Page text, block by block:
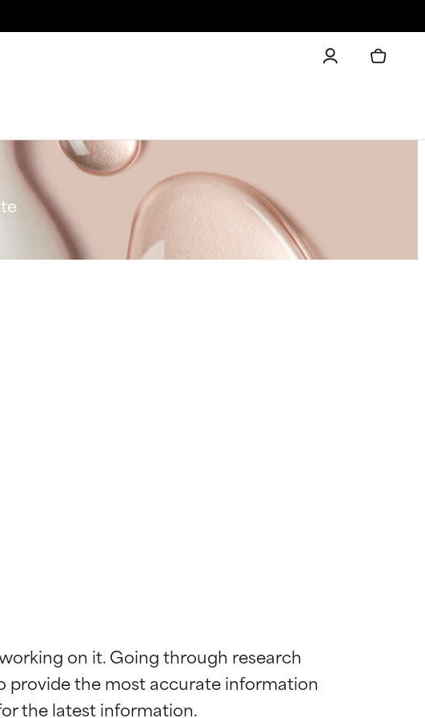
on it. Going through research
provide the most accurate information